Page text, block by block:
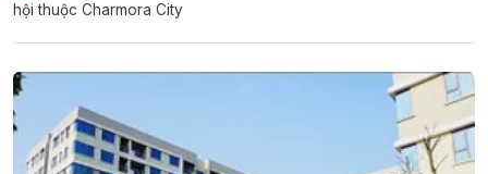
hội thuộc Charmora City